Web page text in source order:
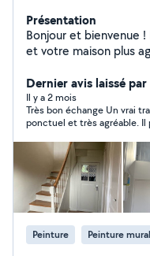
Présentation
Bonjour et bienvenue ! Pour rendre votre vie plus belle
et votre maison plus
Entreprise de peinture
avec 11 ans
intérieure et
délais et finitions de haute qualité.
travail soigné,
et avec du matériel
de mon équipe. Mes engagements : Travail détaillé
Finitions de haute qualité Résultat
harmonieux Intervention rapide et professionnelle Devis
: Intervention sur
demandés de votre
Dernier avis laissé
Il y a 2 mois
Très bon échange Un vrai
ponctuel et très agréable.
est au dessus de nos
Merci à vous !
Peinture Peinture